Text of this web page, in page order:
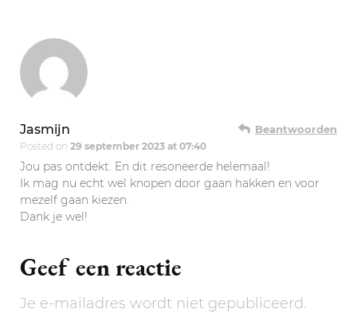
Jasmijn
Posted on 29 september 2023 at 07:40
Beantwoorden
Jou pas ontdekt. En dit resoneerde helemaal!
Ik mag nu echt wel knopen door gaan hakken en voor
mezelf gaan kiezen.
Dank je wel!
Geef een reactie
Je e-mailadres wordt niet gepubliceerd.